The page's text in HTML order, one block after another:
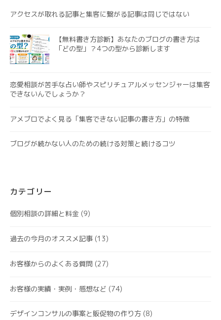
アクセスが取れる記事と集客に繋がる記事は同じではない
【無料書き方診断】あなたのブログの書き方は
「どの型」？4つの型から診断します
恋愛相談が苦手な占い師やスピリチュアルメッセンジャーは集客
できないんでしょうか？
アメブロでよく見る「集客できない記事の書き方」の特徴
ブログが続かない人のための続ける対策と続けるコツ
カテゴリー
個別相談の詳細と料金 (9)
過去の今月のオススメ記事 (13)
お客様からのよくある質問 (27)
お客様の実績・実例・感想など (74)
デザインコンサルの事案と販促物の作り方 (8)